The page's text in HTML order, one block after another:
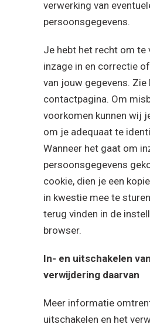
verwerking van
persoonsgegevens.
Je hebt het recht om te
inzage in en correctie
van jouw gegevens.
contactpagina. Om
voorkomen kunnen wij
om je adequaat te
Wanneer het gaat om
persoonsgegevens
cookie, dien je een
in kwestie mee te
terug vinden in de
browser.
In- en uitschakelen
verwijdering daarvan
Meer informatie
uitschakelen en het